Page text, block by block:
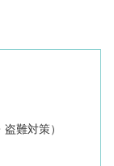
難対策）